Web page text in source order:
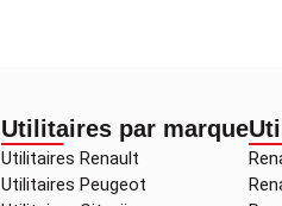
Utilitaires par marque
Utilitaires Renault
Utilitaires Peugeot